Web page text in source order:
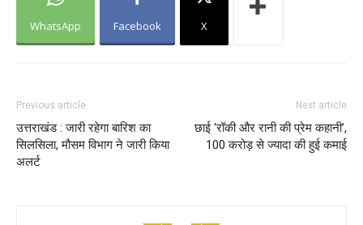
WhatsApp Facebook X
Previous article
उत्तराखंड : जारी रहेगा बारिश का
सिलसिला, मौसम विभाग ने जारी किया
अलर्ट
Next article
छाई ‘रॉकी और रानी की प्रेम कहानी’,
100 करोड़ से ज्यादा की हुई कमाई